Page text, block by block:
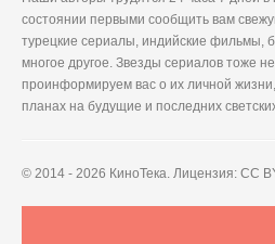
состоянии первыми сообщить вам
турецкие сериалы, индийские фильмы,
многое другое. Звезды сериалов тоже
проинформируем вас о их личной
планах на будущие и последних
© 2014 - 2026 КиноТека. Лицензия: CC